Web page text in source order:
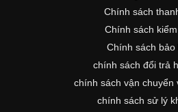
Chính sách
Chính sách
Chính sách bảo
chính sách đổi trả
chính sách vận chuyển
chính sách sử lý